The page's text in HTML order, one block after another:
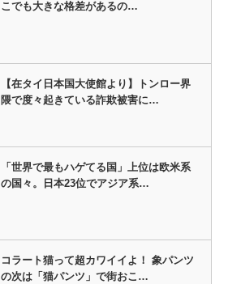
こでも大きな格差があるの…
【在タイ日本国大使館より】トンロー界
隈で度々起きている詐欺被害に…
「世界で最もハゲてる国」上位は欧米系
の国々。日本23位でアジア系…
コラート猫って超カワイイよ！ 象パンツ
の次は「猫パンツ」で街おこ…